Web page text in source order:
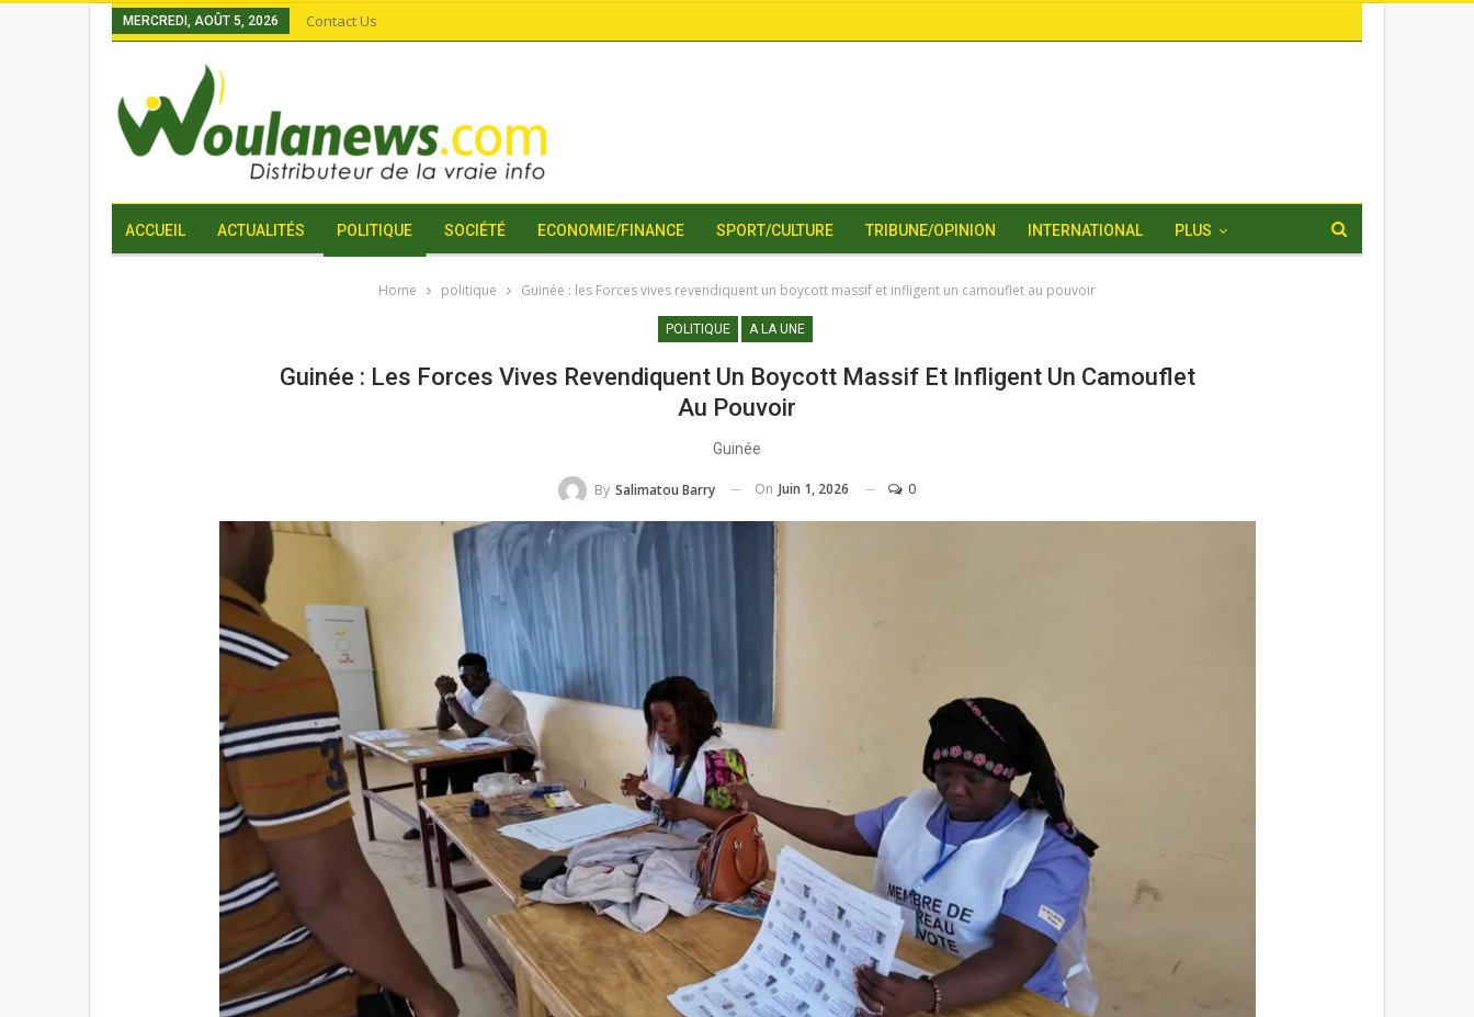
MERCREDI, AOÛT 5, 2026 Contact Us
ACCUEIL ACTUALITÉS POLITIQUE SOCIÉTÉ ECONOMIE/FINANCE SPORT/CULTURE TRIBUNE/OPINION INTERNATIONAL PLUS
Home politique Guinée : les Forces vives revendiquent un boycott massif et infligent un camouflet au pouvoir
POLITIQUE A LA UNE
Guinée : Les Forces Vives Revendiquent Un Boycott Massif Et Infligent Un Camouflet
Au Pouvoir
Guinée
By Salimatou Barry On Juin 1, 2026 0